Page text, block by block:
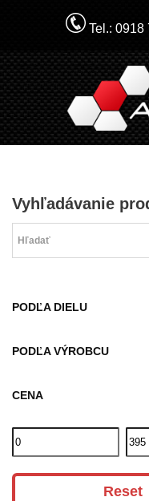
na
obsah
Tel.: 0918
Vyhľadávanie
PODĽA DIELU
PODĽA VÝROBCU
CENA
Reset